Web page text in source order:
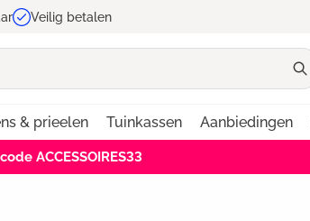
Veilig betalen
& prieelen Tuinkassen Aanbiedingen
ACCESSOIRES33